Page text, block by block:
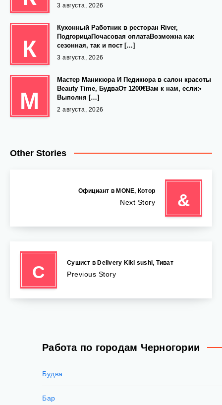
3 августа, 2026
К
Кухонный Работник в ресторан River,
ПодгорицаПочасовая оплатаВозможна как
сезонная, так и пост […]
3 августа, 2026
М
Мастер Маникюра И Педикюра в салон красоты
Beauty Time, БудваОт 1200€Вам к нам, если:•
Выполня […]
2 августа, 2026
Other Stories
&
️ Официант в MONE, Котор
Next Story
С Сушист в Delivery Kiki sushi, Тиват
Previous Story
Работа по городам Черногории
Будва
Бар